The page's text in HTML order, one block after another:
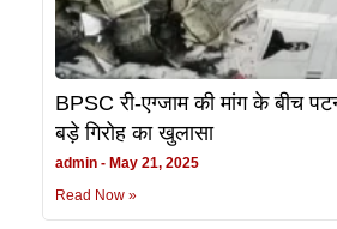
BPSC री-एग्जाम की मांग के बीच
बड़े गिरोह का खुलासा
admin
May 21, 2025
Read Now »